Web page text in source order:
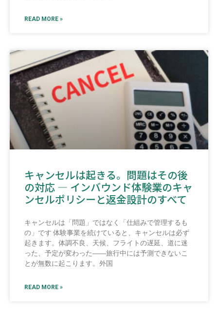
READ MORE »
キャンセルは起きる。問題はその後
の対応 ― インバウンド体験業のキャ
ンセルポリシーと返金設計のすべて
キャンセルは「問題」ではなく「仕組みで管理するも
の」です 体験事業を続けていると、キャンセルは必ず
起きます。体調不良、天候、フライトの遅延、道に迷
った、予定が変わった――旅行中には予測できないこ
とが無数に起こります。外国
READ MORE »